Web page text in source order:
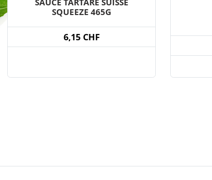
SQUEEZE 465G
6,15 CHF